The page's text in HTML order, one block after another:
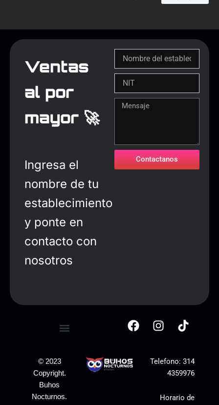
Ventas
al por
mayor 🚀
Ingresa el
nombre de tu
establecimiento
y ponte en
contacto con
nosotros
Contactanos
© 2023
Copyright.
Buhos
Nocturnos.
Telefono:314
4359976
Horario de